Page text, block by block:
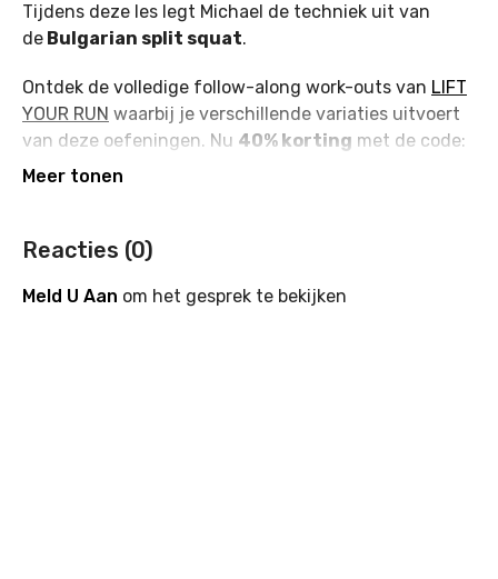
Tijdens deze les legt Michael de techniek uit van
de Bulgarian split squat.
Ontdek de volledige follow-along work-outs van LIFT
YOUR RUN waarbij je verschillende variaties uitvoert
van deze oefeningen. Nu 40% korting met de code:
RUN.
Reacties (0)
Meld U Aan om het gesprek te bekijken